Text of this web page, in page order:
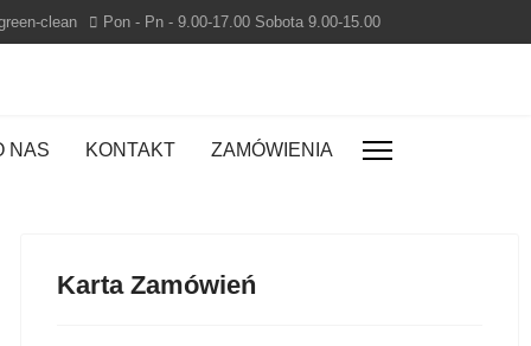
clean Pon - Pn - 9.00-17.00 Sobota 9.00-15.00
NAS KONTAKT ZAMÓWIENIA
Karta Zamówień